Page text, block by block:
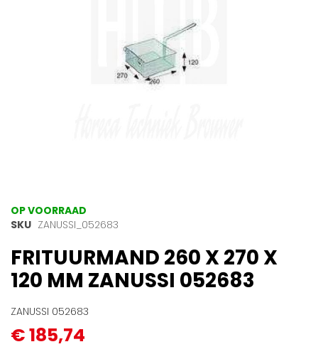
Ga
naar
begin
van
de
gallerij
OP VOORRAAD
SKU ZANUSSI_052683
FRITUURMAND 260 X 270 X
120 MM ZANUSSI 052683
ZANUSSI 052683
€ 185,74